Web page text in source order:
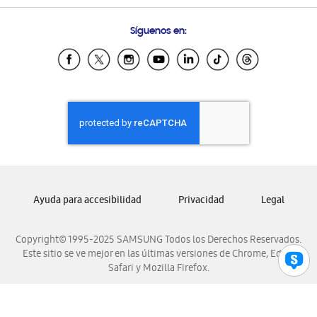
Samsung Ecuador
Samsung El Salvador
Samsung Honduras
Samsung Nicaragua
Samsung Panamá
Samsung Venezuela
Síguenos en:
Copyright© 1995-2025 SAMSUNG Todos los Derechos Reservados.
Este sitio se ve mejor en las últimas versiones de Chrome, Edge,
Safari y Mozilla Firefox.
Ayuda para accesibilidad Privacidad Legal